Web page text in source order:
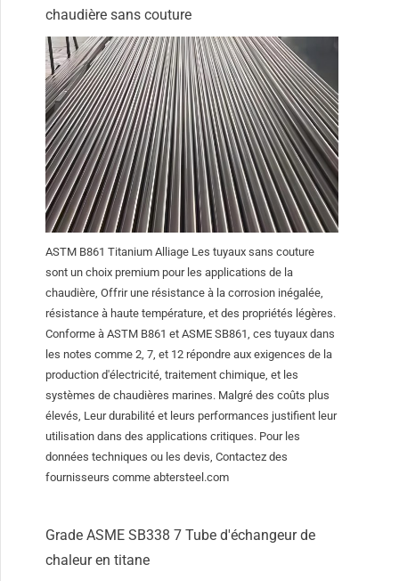
chaudière sans couture
ASTM B861 Titanium Alliage Les tuyaux sans couture
sont un choix premium pour les applications de la
chaudière, Offrir une résistance à la corrosion inégalée,
résistance à haute température, et des propriétés légères.
Conforme à ASTM B861 et ASME SB861, ces tuyaux dans
les notes comme 2, 7, et 12 répondre aux exigences de la
production d'électricité, traitement chimique, et les
systèmes de chaudières marines. Malgré des coûts plus
élevés, Leur durabilité et leurs performances justifient leur
utilisation dans des applications critiques. Pour les
données techniques ou les devis, Contactez des
fournisseurs comme abtersteel.com
Grade ASME SB338 7 Tube d'échangeur de
chaleur en titane